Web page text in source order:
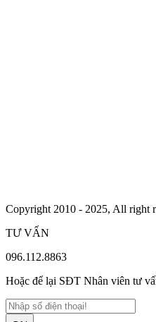
Copyright 2010 - 2025, All right
TƯ VẤN
096.112.8863
Hoặc để lại SĐT Nhân viên tư